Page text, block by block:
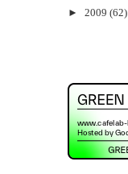
► 2009 (62)